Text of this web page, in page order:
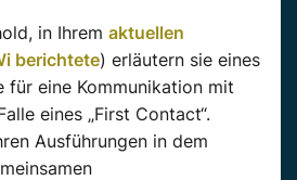
in Ihrem aktuellen
berichtete) erläutern sie eines
für eine Kommunikation mit
eines „First Contact“.
Ausführungen in dem